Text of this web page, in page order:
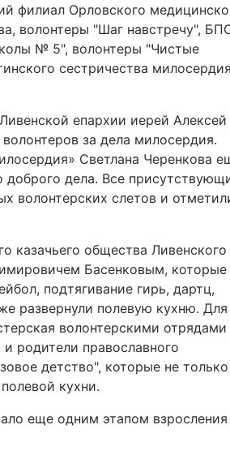
филиал Орловского
волонтеры "Шаг навстречу",
№ 5", волонтеры "Чистые
сестричества милосердия
епархии иерей Алексей
за дела милосердия.
Светлана Черенкова
доброго дела. Все
волонтерских слетов и
казачьего общества Ливенского
Басенковым, которые
подтягивание гирь, дартц,
развернули полевую кухню. Для
волонтерскими отрядами
родители православного
детство", которые не только
кухни.
еще одним этапом взросления